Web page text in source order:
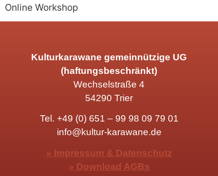
Online Workshop
Kulturkarawane gemeinnützige UG
(haftungsbeschränkt)
Wechselstraße 4
54290 Trier
Tel. +49 (0) 651 – 99 98 09 79 01
info@kultur-karawane.de
» Impressum & Datenschutz
» Download AGBs